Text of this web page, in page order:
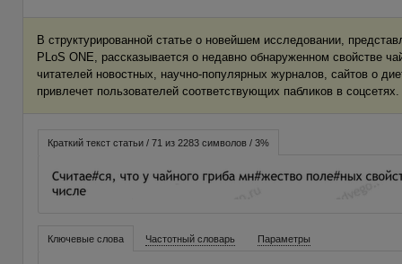
В структурированной статье о новейшем исследовании,
PLoS ONE, рассказывается о недавно обнаруженном свойстве
читателей новостных, научно-популярных журналов, сайтов о
привлечет пользователей соответствующих пабликов в соцсетях.
Краткий текст статьи / 71 из 2283 символов / 3%
Ключевые слова Частотный словарь Параметры